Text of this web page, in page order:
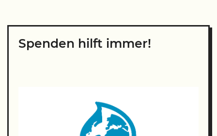
Spenden hilft immer!